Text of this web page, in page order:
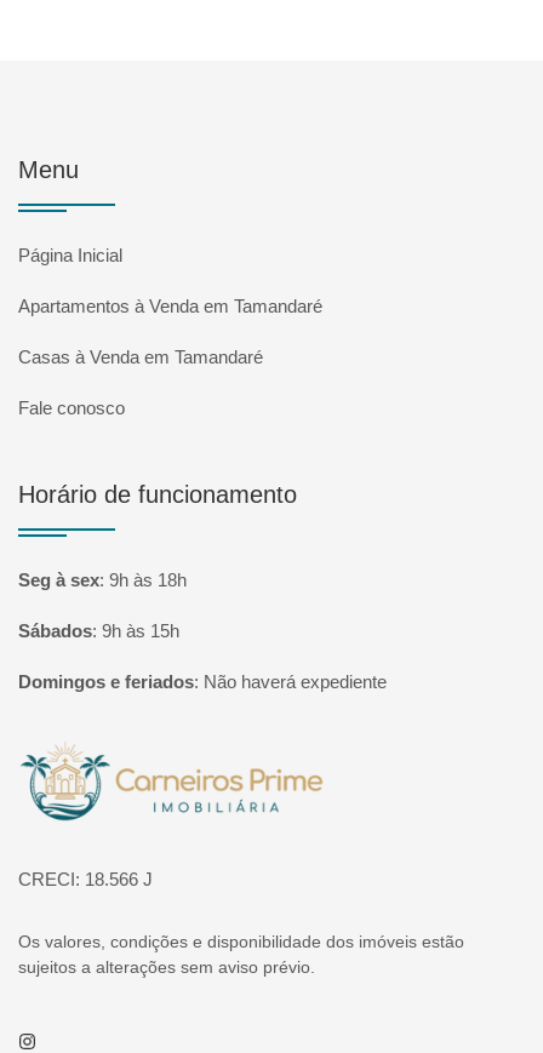
Menu
Página Inicial
Apartamentos à Venda em Tamandaré
Casas à Venda em Tamandaré
Fale conosco
Horário de funcionamento
Seg à sex: 9h às 18h
Sábados: 9h às 15h
Domingos e feriados: Não haverá expediente
Página inicial
CRECI: 18.566 J
Os valores, condições e disponibilidade dos imóveis estão
sujeitos a alterações sem aviso prévio.
Instagram